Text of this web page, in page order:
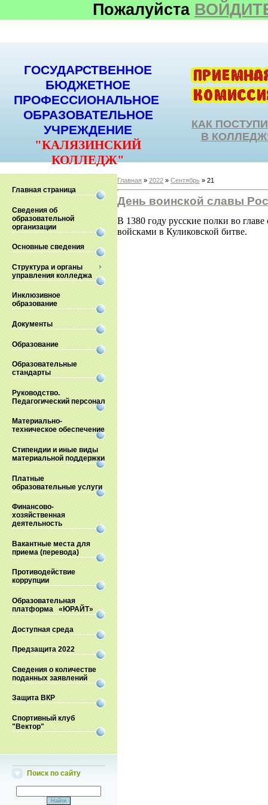
Пожалуйста
ГОСУДАРСТВЕННОЕ
БЮДЖЕТНОЕ
ПРОФЕССИОНАЛЬНОЕ
ОБРАЗОВАТЕЛЬНОЕ
УЧРЕЖДЕНИЕ
"КАЛЯЗИНСКИЙ
КОЛЛЕДЖ"
КАК
В
Главная страница
Сведения об
образовательной
организации
Основные сведения
Структура и органы
управления колледжа
Инклюзивное
образование
Документы
Образование
Образовательные
стандарты
Руководство.
Педагогический персонал
Материально-
техническое обеспечение
Стипендии и иные виды
материальной поддержки
Платные
образовательные услуги
Финансово-
хозяйственная
деятельность
Вакантные места для
приема (перевода)
Противодействие
коррупции
Образовательная
платформа «ЮРАЙТ»
Доступная среда
Предзащита 2022
Сведения о количестве
поданных заявлений
Защита ВКР
Спортивный клуб
"Вектор"
Поиск по сайту
Главная » 2022 » Сентябрь » 21
День воинской славы
В 1380 году русские полки во
войсками в Куликовской битве.